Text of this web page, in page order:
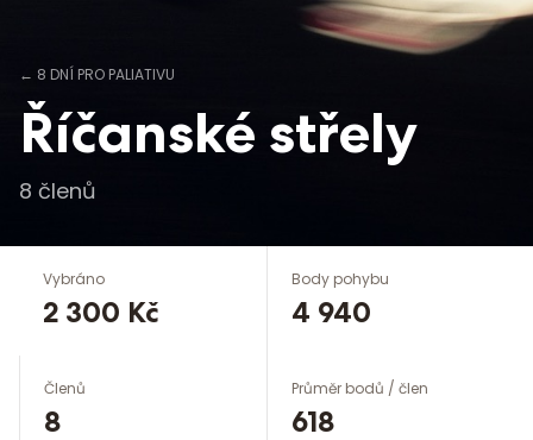
← 8 DNÍ PRO PALIATIVU
Říčanské střely
8 členů
Vybráno
2 300 Kč
Body pohybu
4 940
Členů
8
Průměr bodů / člen
618